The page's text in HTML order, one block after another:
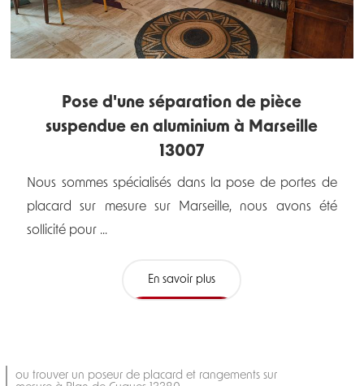
Pose d'une séparation de pièce
suspendue en aluminium à Marseille
13007
Nous sommes spécialisés dans la pose de portes de
placard sur mesure sur Marseille, nous avons été
sollicité pour ...
En savoir plus
ou trouver un poseur de placard et rangements sur